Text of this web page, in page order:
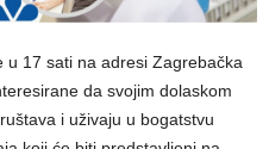
u 17 sati na adresi Zagrebačka
da svojim dolaskom
i uživaju u bogatstvu